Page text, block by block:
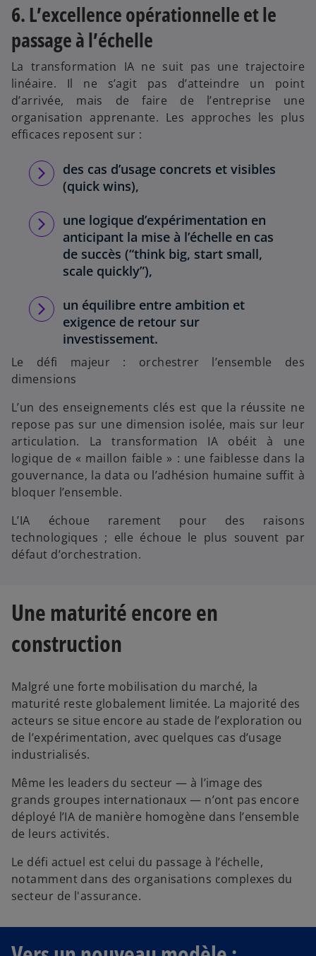
6. L’excellence opérationnelle et le
passage à l’échelle
La transformation IA ne suit pas une trajectoire
linéaire. Il ne s’agit pas d’atteindre un point
d’arrivée, mais de faire de l’entreprise une
organisation apprenante. Les approches les plus
efficaces reposent sur :
des cas d’usage concrets et visibles
(quick wins),
une logique d’expérimentation en
anticipant la mise à l’échelle en cas
de succès (“think big, start small,
scale quickly”),
un équilibre entre ambition et
exigence de retour sur
investissement.
Le défi majeur : orchestrer l’ensemble des
dimensions
L’un des enseignements clés est que la réussite ne
repose pas sur une dimension isolée, mais sur leur
articulation. La transformation IA obéit à une
logique de « maillon faible » : une faiblesse dans la
gouvernance, la data ou l’adhésion humaine suffit à
bloquer l’ensemble.
L’IA échoue rarement pour des raisons
technologiques ; elle échoue le plus souvent par
défaut d’orchestration.
Une maturité encore en
construction
Malgré une forte mobilisation du marché, la
maturité reste globalement limitée. La majorité des
acteurs se situe encore au stade de l’exploration ou
de l’expérimentation, avec quelques cas d’usage
industrialisés.
Même les leaders du secteur — à l’image des
grands groupes internationaux — n’ont pas encore
déployé l’IA de manière homogène dans l’ensemble
de leurs activités.
Le défi actuel est celui du passage à l’échelle,
notamment dans des organisations complexes du
secteur de l'assurance.